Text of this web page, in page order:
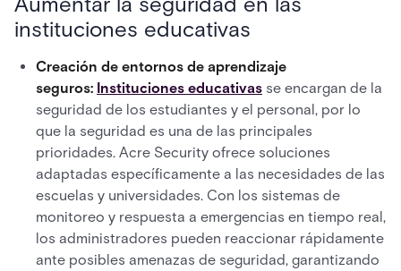
instituciones educativas
Creación de entornos de aprendizaje
seguros: Instituciones educativas se encargan de la
seguridad de los estudiantes y el personal, por lo
que la seguridad es una de las principales
prioridades. Acre Security ofrece soluciones
adaptadas específicamente a las necesidades de las
escuelas y universidades. Con los sistemas de
monitoreo y respuesta a emergencias en tiempo real,
los administradores pueden reaccionar rápidamente
ante posibles amenazas de seguridad, garantizando